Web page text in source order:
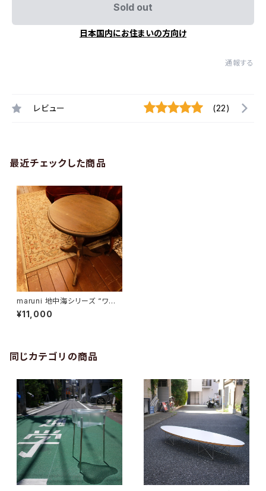
Sold out
日本国内にお住まいの方向け
通報する
レビュー (22)
最近チェックした商品
maruni 地中海シリーズ “ワイ
ンテーブル”／コーヒーテーブル
¥11,000
同じカテゴリの商品